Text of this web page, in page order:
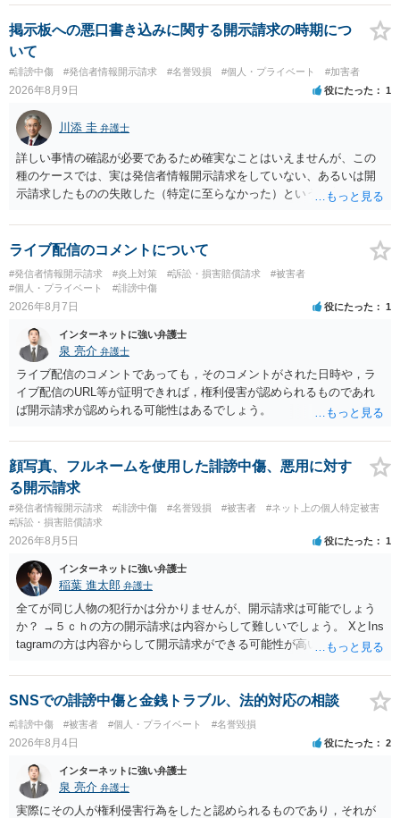
掲示板への悪口書き込みに関する開示請求の時期につ
いて
#誹謗中傷 #発信者情報開示請求 #名誉毀損 #個人・プライベート #加害者
2026年8月9日 役にたった 1
川添 圭 弁護士
詳しい事情の確認が必要であるため確実なことはいえませんが、この
種のケースでは、実は発信者情報開示請求をしていない、あるいは開
示請求したものの失敗した（特定に至らなかった）という事案が比較
な投稿をする場合にはなおさら）。
ライブ配信のコメントについて
#発信者情報開示請求 #炎上対策 #訴訟・損害賠償請求
#被害者
#個人・プライベート
#誹謗中傷
2026年8月7日 役にたった 1
インターネットに強い弁護士
泉 亮介 弁護士
ライブ配信のコメントであっても，そのコメントがされた日時や，ラ
イブ配信のURL等が証明できれば，権利侵害が認められるものであれ
ば開示請求が認められる可能性はあるでしょう。
顔写真、フルネームを使用した誹謗中傷、悪用に対す
る開示請求
#発信者情報開示請求 #誹謗中傷 #名誉毀損 #被害者
#ネット上の個人特定被害
#訴訟・損害賠償請求
2026年8月5日 役にたった 1
インターネットに強い弁護士
稲葉 進太郎 弁護士
全てが同じ人物の犯行かは分かりませんが、開示請求は可能でしょう
か？ →５ｃｈの方の開示請求は内容からして難しいでしょう。 XとIns
tagramの方は内容からして開示請求ができる可能性が高いでしょう。
いでしょう。７月中にアカウントが削除されている場合、今から進め
ても失敗する可能性が高いように思われます。 相手を特定できた場
合、相手に全ての弁護士費用を負担させることは可能でしょうか？ →
訴訟外の交渉で相手方が認めれば負担させることができるでしょう。
訴訟で判決となった場合は、実際の弁護士費用が認められる場合と認
められない場合があり何ともいえないところでしょう。
SNSでの誹謗中傷と金銭トラブル、法的対応の相談
#誹謗中傷 #被害者 #個人・プライベート #名誉毀損
2026年8月4日 役にたった 2
インターネットに強い弁護士
泉 亮介 弁護士
実際にその人が権利侵害行為をしたと認められるものであり，それが